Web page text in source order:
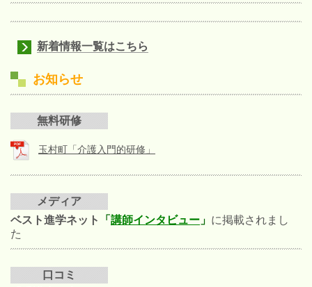
新着情報一覧はこちら
お知らせ
無料研修
玉村町「介護入門的研修」
メディア
ベスト進学ネット
「 講師インタビュー 」 に掲載されまし
た
口コミ